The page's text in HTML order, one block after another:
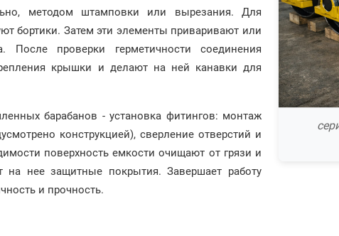
методом штамповки или вырезания. Для
бортики. Затем эти элементы приваривают или
После проверки герметичности соединения
крышки и делают на ней канавки для
барабанов - установка фитингов: монтаж
конструкцией), сверление отверстий и
поверхность емкости очищают от грязи и
нее защитные покрытия. Завершает работу
и прочность.